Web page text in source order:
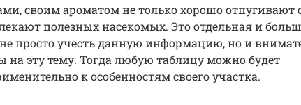
своим ароматом не только хорошо отпугивают
полезных насекомых. Это отдельная и
не просто учесть данную информацию, но и
на эту тему. Тогда любую таблицу можно будет
к особенностям своего участка.